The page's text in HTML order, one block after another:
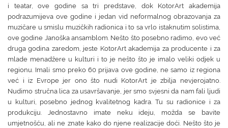
i teatar, ove godine sa tri predstave, dok KotorArt akademija
podrazumijeva ove godine i jedan vid neformalnog obrazovanja za
muzičare u smislu muzičkih radionica i to sa vrlo istaknutim solistima,
ove godine Janoška ansamblom. Nešto što posebno radimo, evo već
druga godina zaredom, jeste KotorArt akademija za producente i za
mlade menadžere u kulturi i to je nešto što je imalo veliki odjek u
regionu. Imali smo preko 60 prijava ove godine, ne samo iz regiona
već i iz Evrope jer ono što nudi KotorArt je zbilja nevjerojatno.
Nudimo stručna lica za usavršavanje, jer smo svjesni da nam fali ljudi
u kulturi, posebno jednog kvalitetnog kadra. Tu su radionice i za
produkciju. Jednostavno imate neku ideju, možda se bavite
umjetnošću, ali ne znate kako do njene realizacije doći. Nešto što je